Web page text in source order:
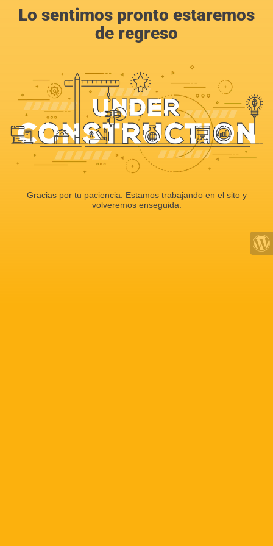
Lo sentimos pronto estaremos
de regreso
Gracias por tu paciencia. Estamos trabajando en el sito y
volveremos enseguida.